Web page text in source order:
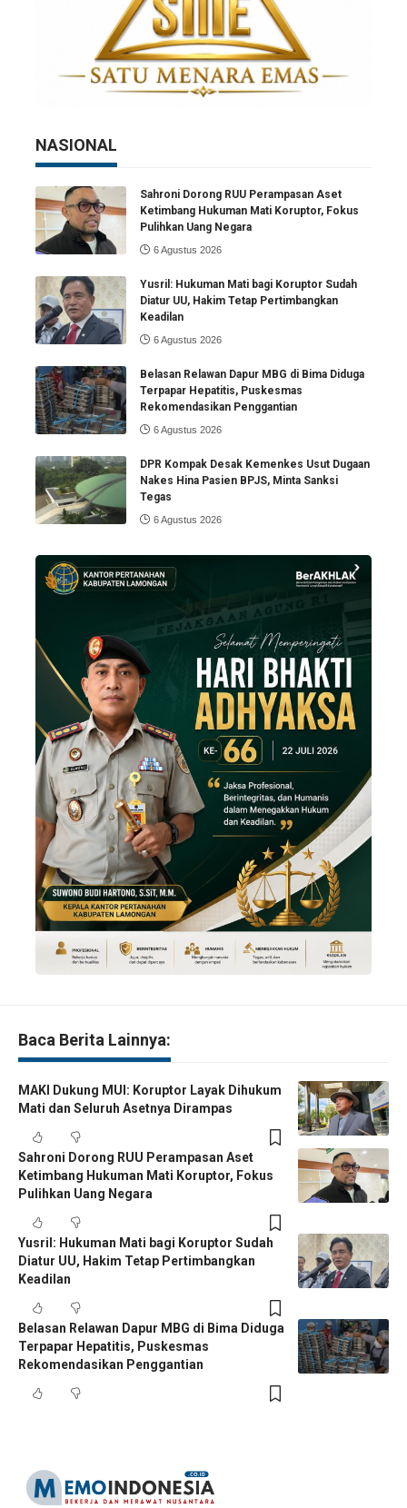
NASIONAL
Sahroni Dorong RUU Perampasan Aset
Ketimbang Hukuman Mati Koruptor, Fokus
Pulihkan Uang Negara
6 Agustus 2026
Yusril: Hukuman Mati bagi Koruptor Sudah
Diatur UU, Hakim Tetap Pertimbangkan
Keadilan
6 Agustus 2026
Belasan Relawan Dapur MBG di Bima Diduga
Terpapar Hepatitis, Puskesmas
Rekomendasikan Penggantian
6 Agustus 2026
DPR Kompak Desak Kemenkes Usut Dugaan
Nakes Hina Pasien BPJS, Minta Sanksi
Tegas
6 Agustus 2026
Baca Berita Lainnya:
MAKI Dukung MUI: Koruptor Layak Dihukum
Mati dan Seluruh Asetnya Dirampas
Sahroni Dorong RUU Perampasan Aset
Ketimbang Hukuman Mati Koruptor, Fokus
Pulihkan Uang Negara
Yusril: Hukuman Mati bagi Koruptor Sudah
Diatur UU, Hakim Tetap Pertimbangkan
Keadilan
Belasan Relawan Dapur MBG di Bima Diduga
Terpapar Hepatitis, Puskesmas
Rekomendasikan Penggantian